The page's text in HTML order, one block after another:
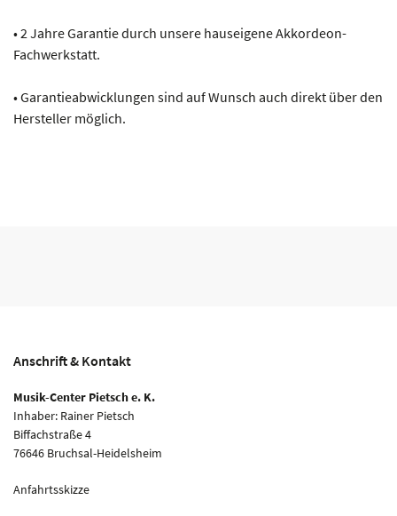
• 2 Jahre Garantie durch unsere hauseigene Akkordeon-
Fachwerkstatt.
• Garantieabwicklungen sind auf Wunsch auch direkt über den
Hersteller möglich.
Anschrift & Kontakt
Musik-Center Pietsch e. K.
Inhaber: Rainer Pietsch
Biffachstraße 4
76646 Bruchsal-Heidelsheim
Anfahrtsskizze